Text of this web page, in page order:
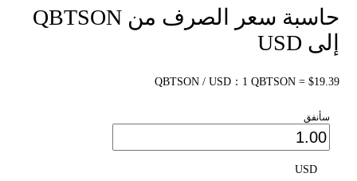
حاسبة سعر الصرف من QBTSON
إلى USD
QBTSON / USD：1 QBTSON = $19.39
سأنفق
USD